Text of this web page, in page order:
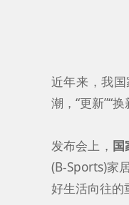
近年来，我
潮，“更新”“
发布会上， 国
(B-Sports)家居
好生活向往